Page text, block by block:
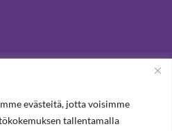
evästeitä, jotta voisimme
tallentamalla
alkaen